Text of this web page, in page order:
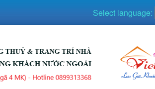
Select language: